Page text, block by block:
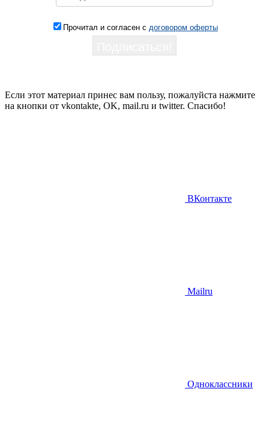
Прочитал и согласен с договором оферты
Если этот материал принес вам пользу, пожалуйста нажмите
на кнопки от vkontakte, OK, mail.ru и twitter. Спасибо!
ВКонтакте
Mailru
Одноклассники